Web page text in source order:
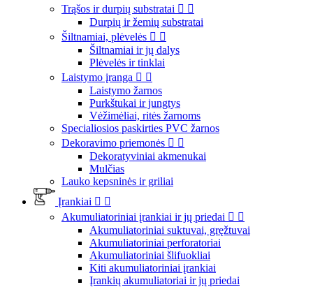
Trąšos ir durpių substratai  
Durpių ir žemių substratai
Šiltnamiai, plėvelės  
Šiltnamiai ir jų dalys
Plėvelės ir tinklai
Laistymo įranga  
Laistymo žarnos
Purkštukai ir jungtys
Vėžimėliai, ritės žarnoms
Specialiosios paskirties PVC žarnos
Dekoravimo priemonės  
Dekoratyviniai akmenukai
Mulčias
Lauko kepsninės ir griliai
Įrankiai  
Akumuliatoriniai įrankiai ir jų priedai  
Akumuliatoriniai suktuvai, gręžtuvai
Akumuliatoriniai perforatoriai
Akumuliatoriniai šlifuokliai
Kiti akumuliatoriniai įrankiai
Įrankių akumuliatoriai ir jų priedai